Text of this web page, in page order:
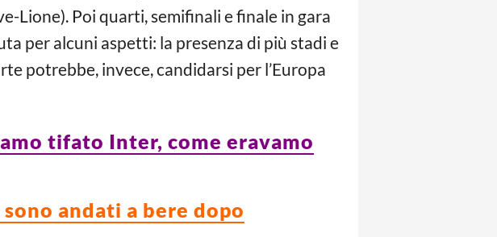
Lione). Poi quarti, semifinali e finale in gara
per alcuni aspetti: la presenza di più stadi e
potrebbe, invece, candidarsi per l’Europa
tifato Inter, come eravamo
andati a bere dopo